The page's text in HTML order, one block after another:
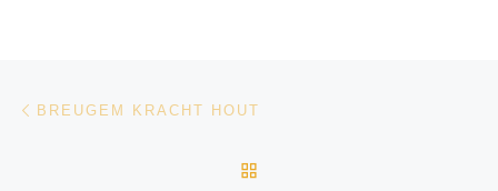
Bericht navigatie
BREUGEM KRACHT HOUT